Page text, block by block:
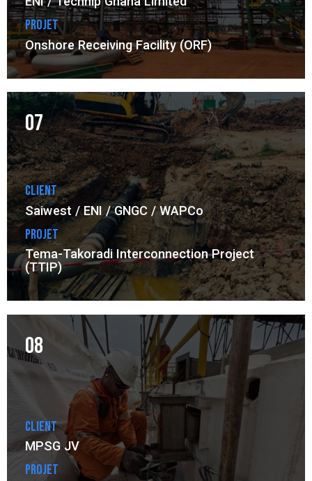
Projet
Onshore Receiving Facility (ORF)
07
Client
Saiwest / ENI / GNGC / WAPCo
Projet
Tema-Takoradi Interconnection Project
(TTIP)
08
Client
MPSG JV
Projet